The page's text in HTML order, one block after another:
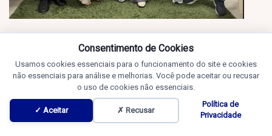
Notícias
Consentimento de Cookies
Usamos cookies essenciais para o funcionamento do site e cookies
não essenciais para análise e melhorias. Você pode aceitar ou recusar
o uso de cookies não essenciais.
✓ Aceitar ✗ Recusar
Política de
Privacidade